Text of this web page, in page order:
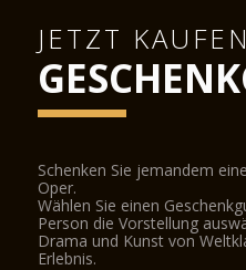
JETZT KAUFEN
Schenken Sie jemandem
Oper.
Wählen Sie einen
Person die Vorstellung
Drama und Kunst von
Erlebnis.